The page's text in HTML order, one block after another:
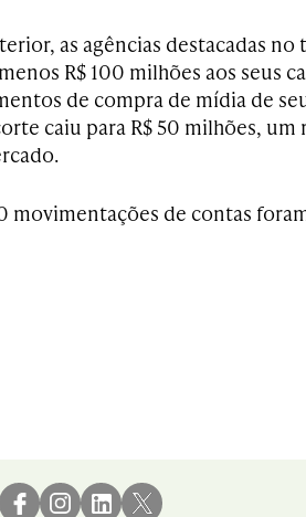
as agências destacadas
R$ 100 milhões aos seus
de compra de mídia de
caiu para R$ 50 milhões,
movimentações de contas